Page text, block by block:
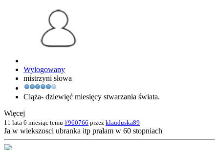
Wylogowany
mistrzyni słowa
Ciąża- dziewięć miesięcy stwarzania świata.
Więcej
11 lata 6 miesiąc temu #960766 przez klauduska89
Ja w wiekszosci ubranka itp pralam w 60 stopniach